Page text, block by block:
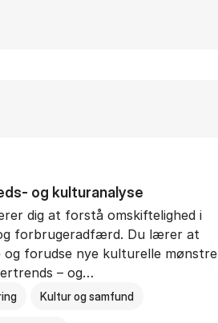
og kul­tu­r­a­na­ly­se
dig at forstå omskiftelighed i
forbrugeradfærd. Du lærer at
og forudse nye kulturelle mønstre
– og…
Kultur og samfund